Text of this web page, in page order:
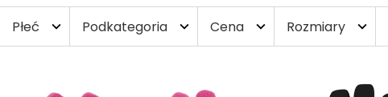
Płeć
expand_more Podkategoria expand_more Cena expand_more Rozmiary expand_more